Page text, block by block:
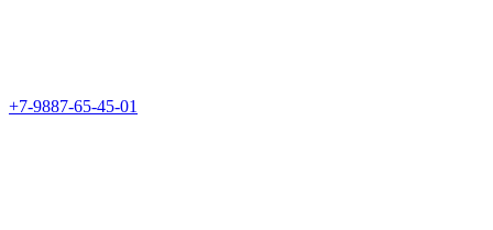
+7-9887-65-45-01